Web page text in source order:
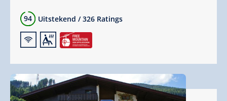
94 Uitstekend / 326 Ratings
🜉🗔